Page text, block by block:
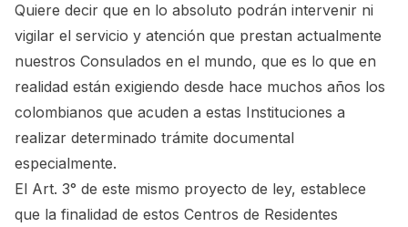
Quiere decir que en lo absoluto podrán intervenir ni
vigilar el servicio y atención que prestan actualmente
nuestros Consulados en el mundo, que es lo que en
realidad están exigiendo desde hace muchos años los
colombianos que acuden a estas Instituciones a
realizar determinado trámite documental
especialmente.
El Art. 3° de este mismo proyecto de ley, establece
que la finalidad de estos Centros de Residentes